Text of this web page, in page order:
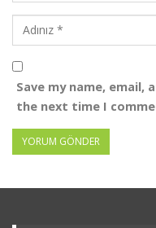
Save my name, email,
the next time I